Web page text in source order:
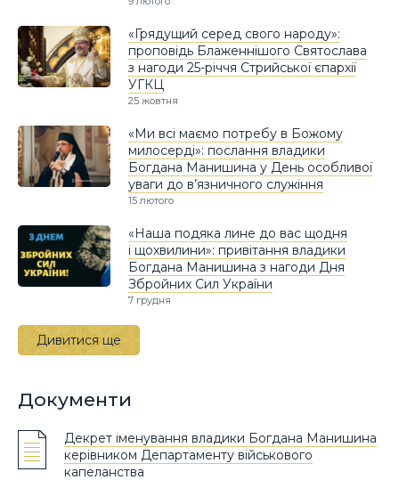
«Грядущий серед свого народу»:
проповідь Блаженнішого Святослава
з нагоди 25-річчя Стрийської єпархії
УГКЦ
25 жовтня
«Ми всі маємо потребу в Божому
милосерді»: послання владики
Богдана Манишина у День особливої
уваги до в’язничного служіння
15 лютого
«Наша подяка лине до вас щодня
і щохвилини»: привітання владики
Богдана Манишина з нагоди Дня
Збройних Сил України
7 грудня
Дивитися ще
Документи
Декрет іменування владики Богдана Манишина
керівником Департаменту військового
капеланства